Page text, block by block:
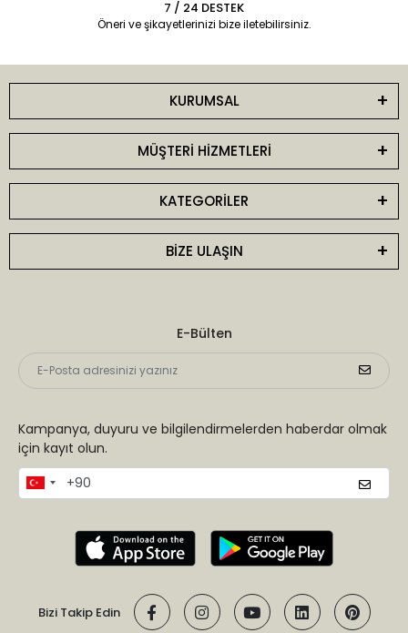
7 / 24 DESTEK
Öneri ve şikayetlerinizi bize iletebilirsiniz.
KURUMSAL
MÜŞTERİ HİZMETLERİ
KATEGORİLER
BİZE ULAŞIN
E-Bülten
Kampanya, duyuru ve bilgilendirmelerden haberdar olmak
için kayıt olun.
Bizi Takip Edin